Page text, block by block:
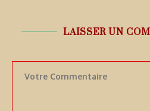
LAISSER UN